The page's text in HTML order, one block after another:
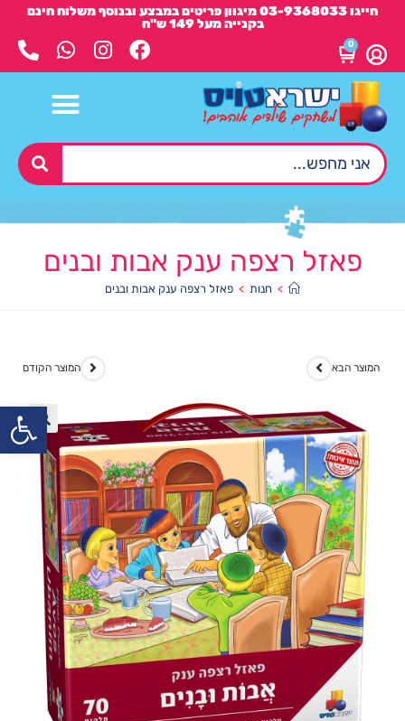
חייגו 03-9368033 מיגוון פריטים במבצע ובנוסף משלוח חינם
בקנייה מעל 149 ש"ח
0
פאזל רצפה ענק אבות ובנים
> חנות > פאזל רצפה ענק אבות ובנים
המוצר הקודם המוצר הבא